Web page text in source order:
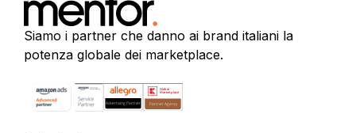
Siamo i partner che danno ai brand italiani la
potenza globale dei marketplace.